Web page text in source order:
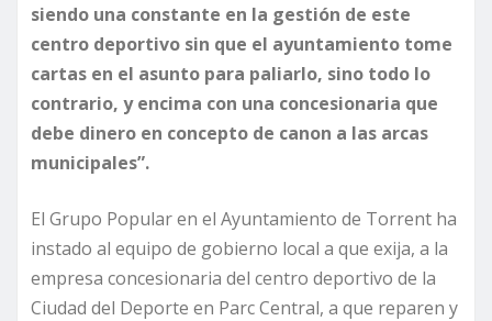
siendo una constante en la gestión de este
centro deportivo sin que el ayuntamiento tome
cartas en el asunto para paliarlo, sino todo lo
contrario, y encima con una concesionaria que
debe dinero en concepto de canon a las arcas
municipales”.
El Grupo Popular en el Ayuntamiento de Torrent ha
instado al equipo de gobierno local a que exija, a la
empresa concesionaria del centro deportivo de la
Ciudad del Deporte en Parc Central, a que reparen y